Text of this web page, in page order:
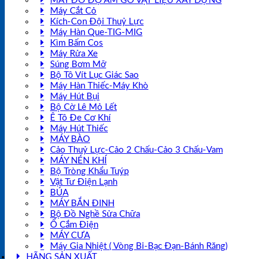
Máy Cắt Cỏ
Kích-Con Đội Thuỷ Lực
Máy Hàn Que-TIG-MIG
Kìm Bấm Cos
Máy Rửa Xe
Súng Bơm Mỡ
Bộ Tô Vít Lục Giác Sao
Máy Hàn Thiếc-Máy Khò
Máy Hút Bụi
Bộ Cờ Lê Mỏ Lết
Ê Tô Đe Cơ Khí
Máy Hút Thiếc
MÁY BÀO
Cảo Thuỷ Lực-Cảo 2 Chấu-Cảo 3 Chấu-Vam
MÁY NÉN KHÍ
Bộ Tròng Khẩu Tuýp
Vật Tư Điện Lạnh
BÚA
MÁY BẮN ĐINH
Bộ Đồ Nghề Sửa Chữa
Ổ Cắm Điện
MÁY CƯA
Máy Gia Nhiệt ( Vòng Bi-Bạc Đạn-Bánh Răng)
HÃNG SẢN XUẤT